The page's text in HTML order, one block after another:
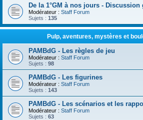
De la 1°GM à nos jours - Discussion
Modérateur : Staff Forum
Sujets : 135
Pulp, aventures, mystères et
PAMBdG - Les règles de jeu
Modérateur : Staff Forum
Sujets : 98
PAMBdG - Les figurines
Modérateur : Staff Forum
Sujets : 143
PAMBdG - Les scénarios et les
Modérateur : Staff Forum
Sujets : 63